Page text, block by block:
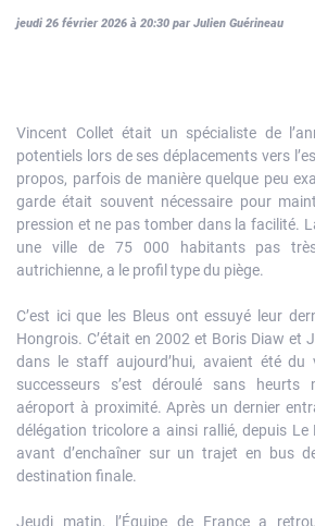
jeudi 26 février 2026 à 20:30 par Julien Guérineau
Vincent Collet était un spécialiste de
potentiels lors de ses déplacements vers
propos, parfois de manière quelque peu
garde était souvent nécessaire pour
pression et ne pas tomber dans la facilité.
une ville de 75 000 habitants pas
autrichienne, a le profil type du piège.
C’est ici que les Bleus ont essuyé leur
Hongrois. C’était en 2002 et Boris Diaw et
dans le staff aujourd’hui, avaient été du
successeurs s’est déroulé sans heurts
aéroport à proximité. Après un dernier
délégation tricolore a ainsi rallié, depuis Le
avant d’enchaîner sur un trajet en bus
destination finale.
Jeudi matin, l’Équipe de France a